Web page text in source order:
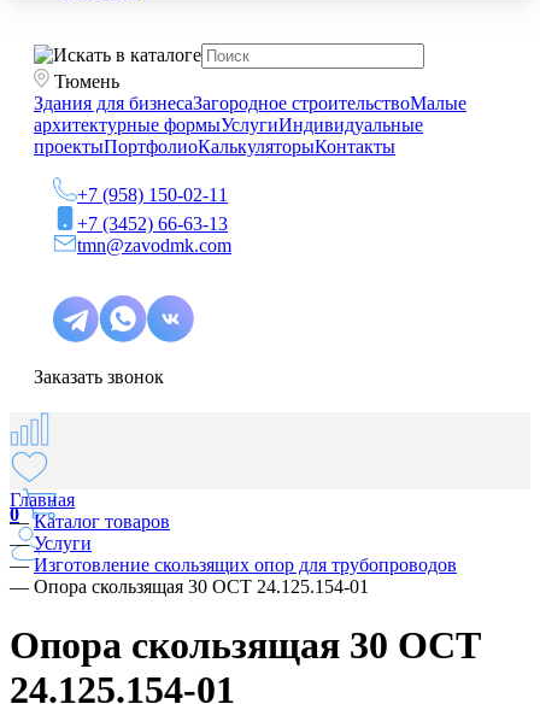
Тюмень
Здания для бизнесаЗагородное строительствоМалые
архитектурные формыУслугиИндивидуальные
проектыПортфолиоКалькуляторыКонтакты
+7 (958) 150-02-11
+7 (3452) 66-63-13
tmn@zavodmk.com
Заказать звонок
0
Главная
—Каталог товаров
—Услуги
—Изготовление скользящих опор для трубопроводов
— Опора скользящая 30 ОСТ 24.125.154-01
Опора скользящая 30 ОСТ
24.125.154-01